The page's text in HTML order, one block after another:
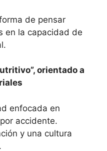
de pensar
en la capacidad de
orientado a
enfocada en
accidente.
y una cultura